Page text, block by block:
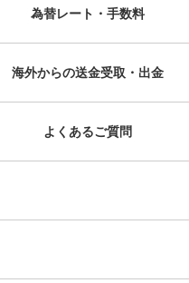
為替レート・手数料
海外からの送金受取・出金
よくあるご質問